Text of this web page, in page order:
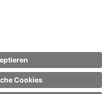
Verbundgruppe beauty alliance